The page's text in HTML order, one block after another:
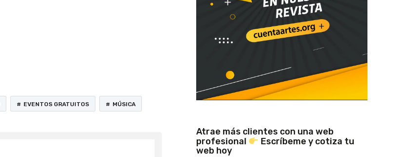
EVENTOS GRATUITOS MÚSICA
Atrae más clientes con una web
profesional
Escríbeme y cotiza tu
web hoy